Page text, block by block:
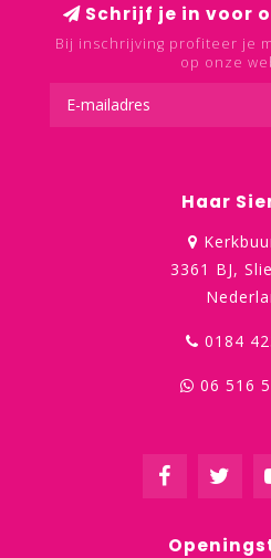
Schrijf je in voor
Bij inschrijving profiteer je
op onze
Haar
3361 BJ,
0184
06 516